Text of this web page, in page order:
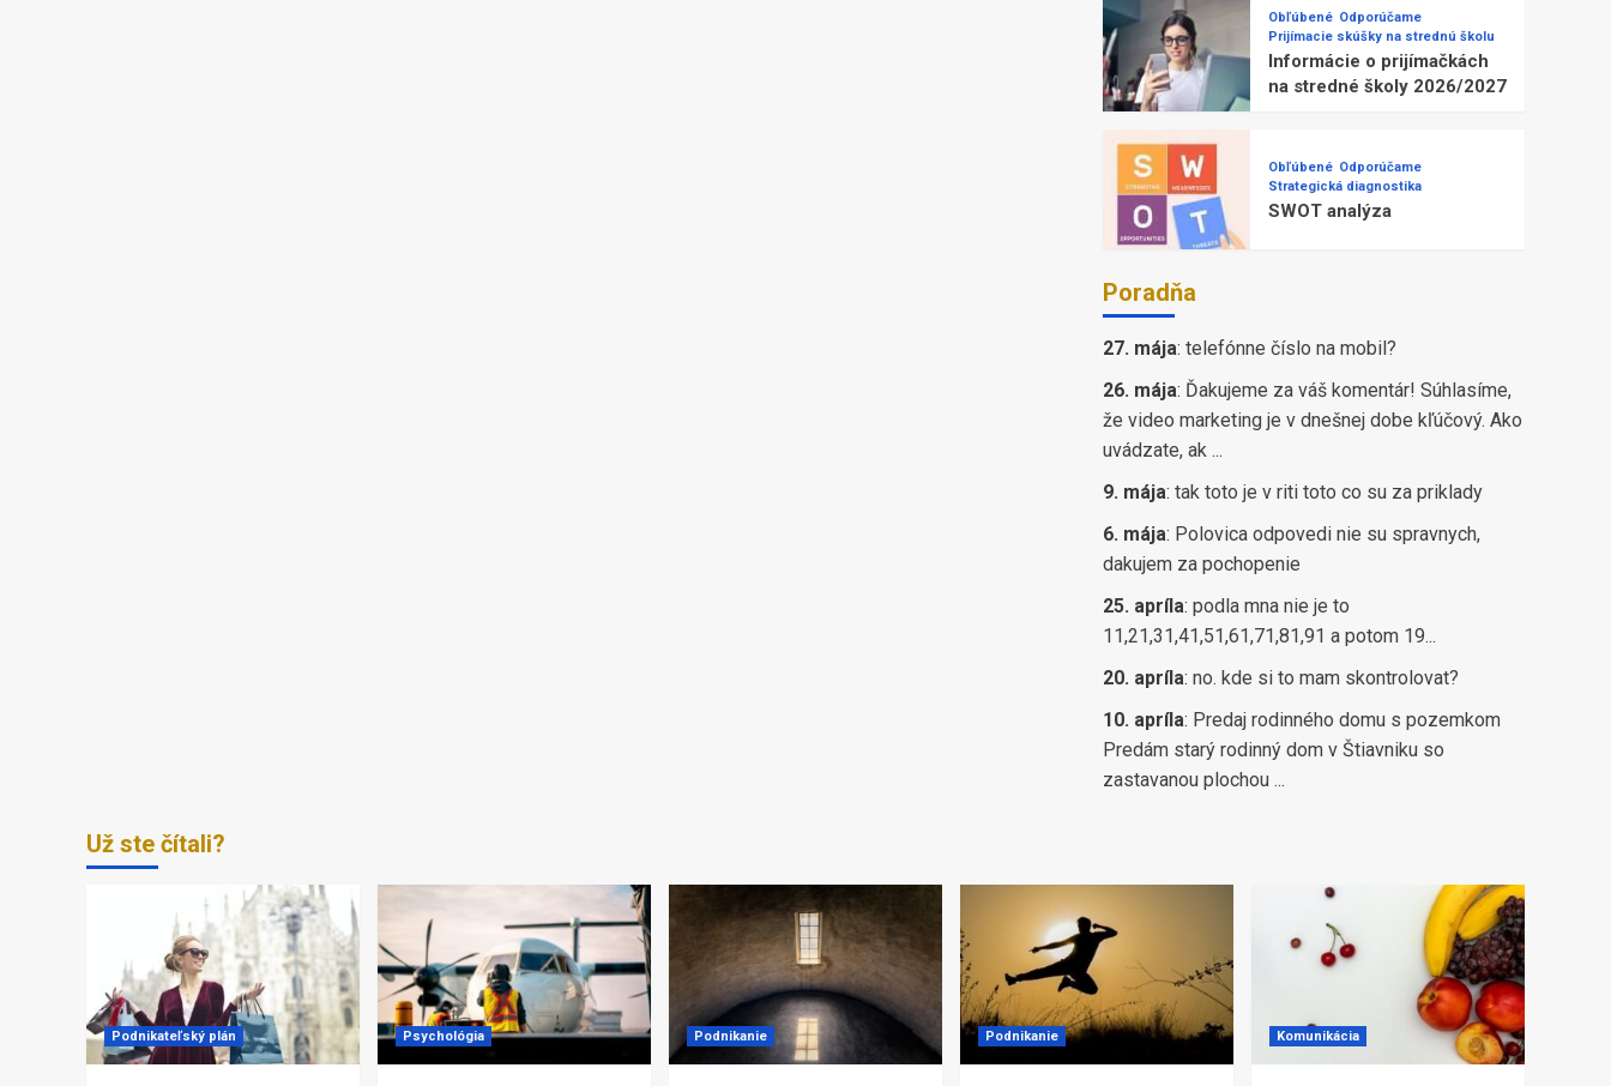
Obľúbené Odporúčame
Prijímacie skúšky na strednú školu
Informácie o prijímačkách
na stredné školy 2026/2027
Obľúbené Odporúčame
Strategická diagnostika
SWOT analýza
Poradňa
27. mája: telefónne číslo na mobil?
26. mája: Ďakujeme za váš komentár! Súhlasíme,
že video marketing je v dnešnej dobe kľúčový. Ako
uvádzate, ak ...
9. mája: tak toto je v riti toto co su za priklady
6. mája: Polovica odpovedi nie su spravnych,
dakujem za pochopenie
25. apríla: podla mna nie je to
11,21,31,41,51,61,71,81,91 a potom 19...
20. apríla: no. kde si to mam skontrolovat?
10. apríla: Predaj rodinného domu s pozemkom
Predám starý rodinný dom v Štiavniku so
zastavanou plochou ...
Už ste čítali?
Podnikateľský plán Psychológia Podnikanie Podnikanie Komunikácia